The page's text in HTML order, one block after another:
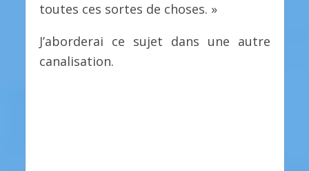
toutes ces sortes de choses. »
J’aborderai ce sujet dans une autre
canalisation.